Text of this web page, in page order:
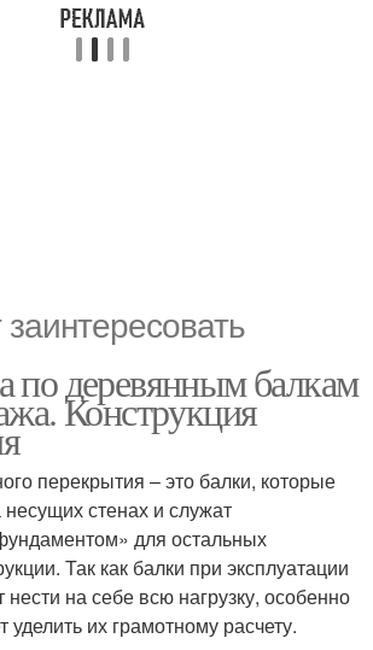
по деревянным балкам
Конструкция
перекрытия – это балки, которые
стенах и служат
для остальных
Так как балки при эксплуатации
нести на себе всю нагрузку, особенно
уделить их грамотному расчету.